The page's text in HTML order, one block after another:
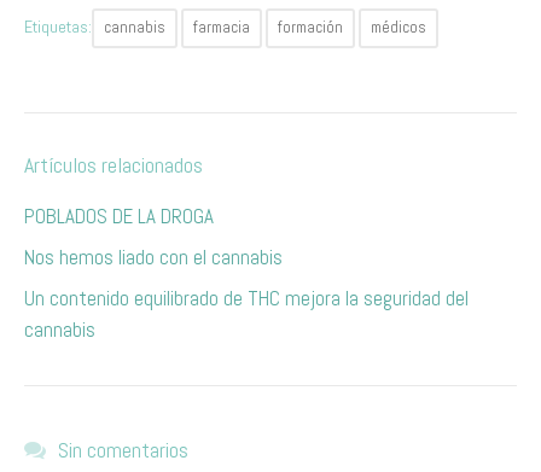
Etiquetas: cannabis farmacia formación médicos
Artículos relacionados
POBLADOS DE LA DROGA
Nos hemos liado con el cannabis
Un contenido equilibrado de THC mejora la seguridad del
cannabis
Sin comentarios